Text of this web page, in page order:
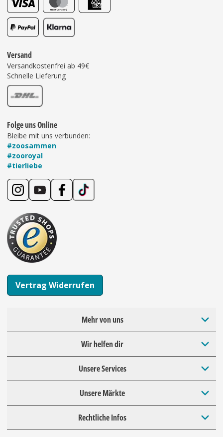
Versand
Versandkostenfrei ab 49€
Schnelle Lieferung
Folge uns Online
Bleibe mit uns verbunden:
#zoosammen
#zooroyal
#tierliebe
Vertrag Widerrufen
Mehr von uns
Wir helfen dir
Unsere Services
Unsere Märkte
Rechtliche Infos